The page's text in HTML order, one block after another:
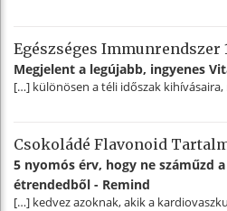
Egészséges Immunrendszer
Megjelent a legújabb, ingyenes
[…] különösen a téli időszak
Csokoládé Flavonoid
5 nyomós érv, hogy ne száműzd
étrendedből - Remind
[…] kedvez azoknak, akik a